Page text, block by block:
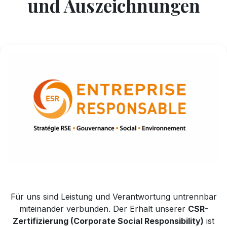
und Auszeichnungen
Für uns sind Leistung und Verantwortung untrennbar
miteinander verbunden. Der Erhalt unserer CSR-
Zertifizierung (Corporate Social Responsibility) ist